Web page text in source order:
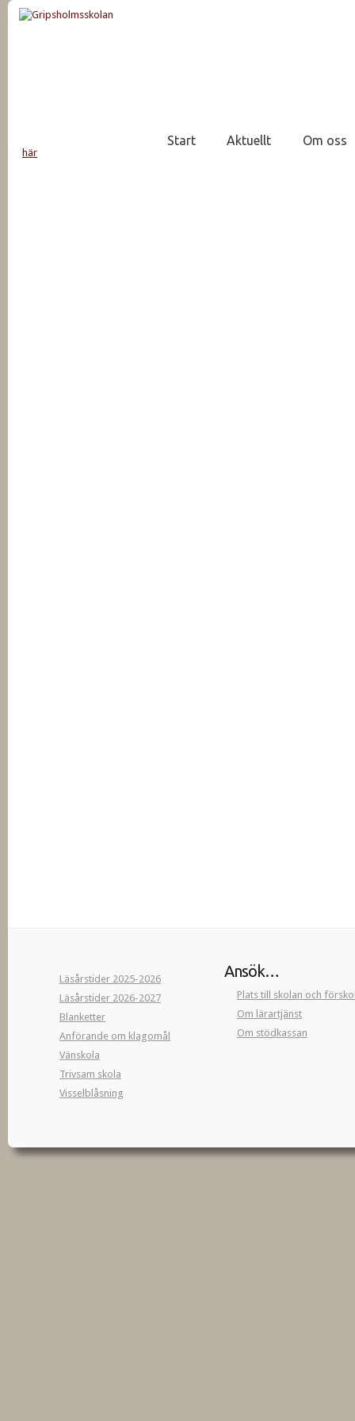
Start Aktuellt Om oss
här
Läsårstider 2025-2026
Läsårstider 2026-2027
Blanketter
Anförande om klagomål
Vänskola
Trivsam skola
Visselblåsning
Ansök…
Plats till skolan och
Om lärartjänst
Om stödkassan